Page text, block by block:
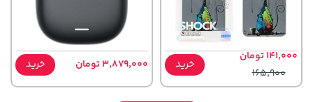
141,000 تومان
165,900
خرید 3,879,000 تومان خرید